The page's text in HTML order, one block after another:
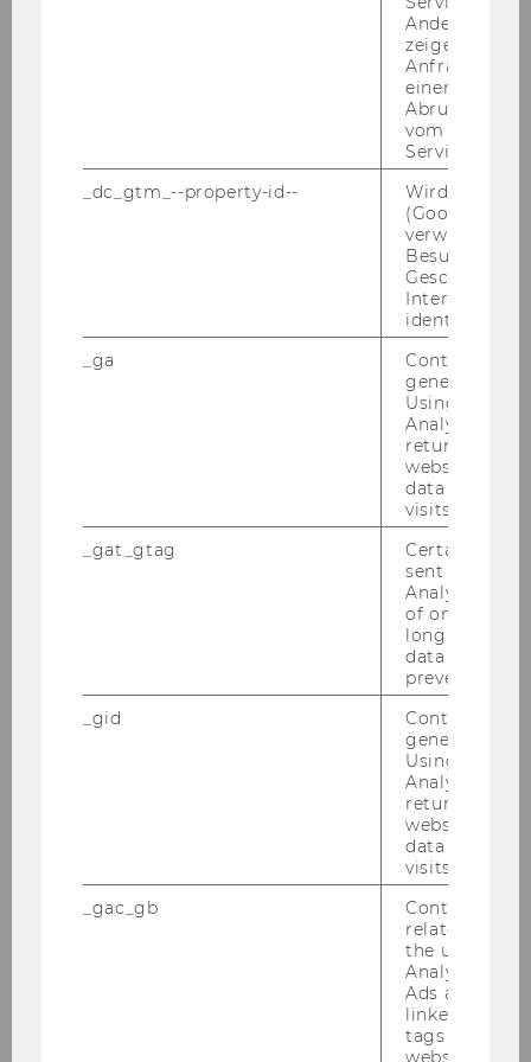
Folgende Projektleiterinnen/Projektleiter
werden gemäß § 27 Abs 2 Universitätsgesetz
Rechtsgeschäfte und zur Verfügung über die
Geldmittel im Rahmen der Einnahmen aus
diesem Vertrag sowie gemäß § 5 der Richtlinie
des Rektorats für die Bevollmächtigung von
Arbeitnehmerinnen und Arbeitnehmern der
Wirtschaftsuniversität Wien (Abschluss von
Arbeitsverträgen entsprechend den näheren
Bestimmungen der Richtlinie) bevollmächtigt:
Projektleiterin/Projektleiter
Formen der Wertschätzung von
Webbasierte
Kommunikationsumgebung
o.Univ.Prof. Dr. Alfred Taudes
o. Univ.Prof. Dr. Chris­toph Ba­delt, Rek­tor
Andere
zeigen Opt-
Anfrage im
einen Fehler
Abrufen
vom AMP
Service an.
_dc_gtm_--property-id--
Wird von
(Google Tag
verwendet,
Besucher
Geschlecht
Interessen zu
identifizieren.
_ga
Contains a
generated
Using this
Analytics can
returning
website and
data from
visits.
_gat_gtag
Certain data
sent to
Analytics a
of once per
long as it is
data
prevented.
_gid
Contains a
generated
Using this
Analytics can
returning
website and
data from
visits.
_gac_gb
Contains
related
the user. If
Analytics and
Ads accounts
linked, the
tags on the
website read